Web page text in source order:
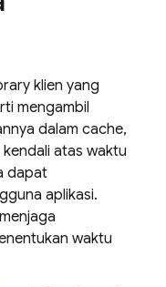
klien yang
mengambil
dalam cache,
atas waktu
dapat
aplikasi.
waktu